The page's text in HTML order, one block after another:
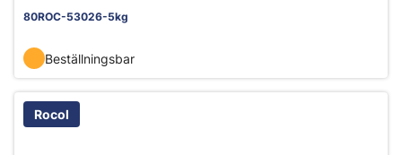
80ROC-53026-5kg
Beställningsbar
Rocol